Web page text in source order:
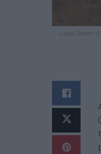
Lucas Coenen